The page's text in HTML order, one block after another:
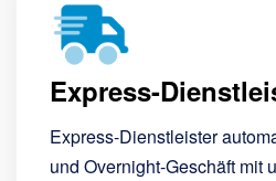
Express-
Express-Dienstleister
und Overnight-Geschäft mit